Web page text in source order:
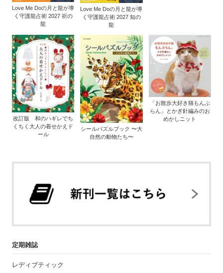
Love Me Doの月と龍が導
く守護龍占術 2027 祈の
龍
Love Me Doの月と龍が導
く守護龍占術 2027 知の
龍
改訂版 和のハギレでち
くちく大人の着せかえド
ール
シールパズルブック 〜大
自然の動物たち〜
「お散歩大好き猫もんぶ
らん」とかぎ針編みのお
めかしニット
定期雑誌
レディブティック